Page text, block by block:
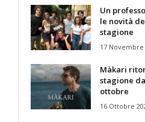
Un
le novità
stagione
17 Novembre
Màkari
stagione
ottobre
16 Ottobre